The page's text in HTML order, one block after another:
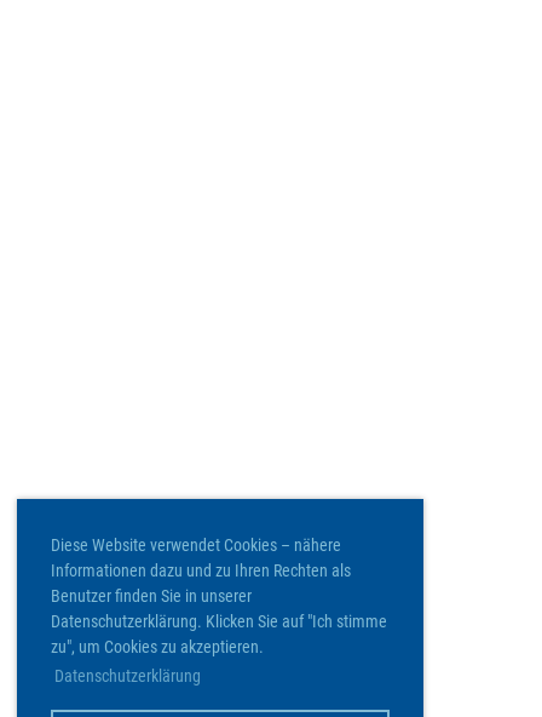
Diese Website verwendet Cookies – nähere
Informationen dazu und zu Ihren Rechten als
Benutzer finden Sie in unserer
Datenschutzerklärung. Klicken Sie auf "Ich stimme
zu", um Cookies zu akzeptieren.
Datenschutzerklärung